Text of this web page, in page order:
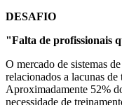
DESAFIO
"Falta de profissionais
O mercado de sistemas
relacionados a lacunas
Aproximadamente 52%
necessidade de